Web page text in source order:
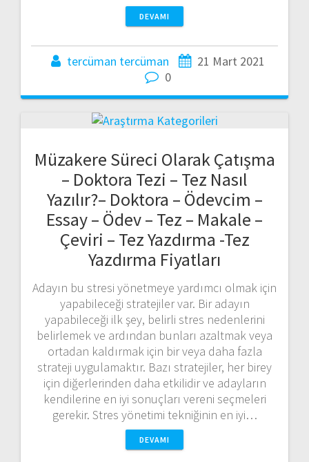
DEVAMI
tercüman tercüman
21 Mart 2021
0
Müzakere Süreci Olarak Çatışma
– Doktora Tezi – Tez Nasıl
Yazılır?– Doktora – Ödevcim –
Essay – Ödev – Tez – Makale –
Çeviri – Tez Yazdırma -Tez
Yazdırma Fiyatları
Adayın bu stresi yönetmeye yardımcı olmak için
yapabileceği stratejiler var. Bir adayın
yapabileceği ilk şey, belirli stres nedenlerini
belirlemek ve ardından bunları azaltmak veya
ortadan kaldırmak için bir veya daha fazla
strateji uygulamaktır. Bazı stratejiler, her birey
için diğerlerinden daha etkilidir ve adayların
kendilerine en iyi sonuçları vereni seçmeleri
gerekir. Stres yönetimi tekniğinin en iyi…
DEVAMI